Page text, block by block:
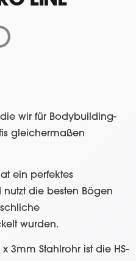
wir für Bodybuilding-
gleichermaßen
ein perfektes
die besten Bögen
wurden.
3mm Stahlrohr ist die HS-